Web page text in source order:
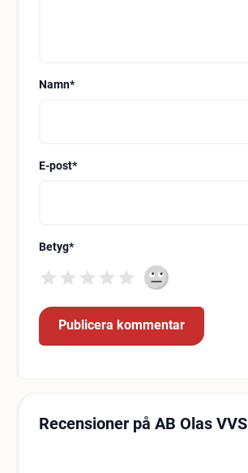
Namn*
E-post*
Betyg*
Recensioner på AB Olas VVS